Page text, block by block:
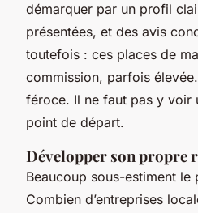
démarquer par un profil
présentées, et des avis
toutefois : ces places de
commission, parfois
féroce. Il ne faut pas y voir
point de départ.
Développer son propre
Beaucoup sous-estiment
Combien d’entreprises